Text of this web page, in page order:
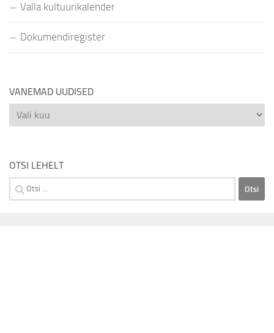
Valla kultuurikalender
Dokumendiregister
VANEMAD UUDISED
Vanemad
uudised
OTSI LEHELT
Otsi: